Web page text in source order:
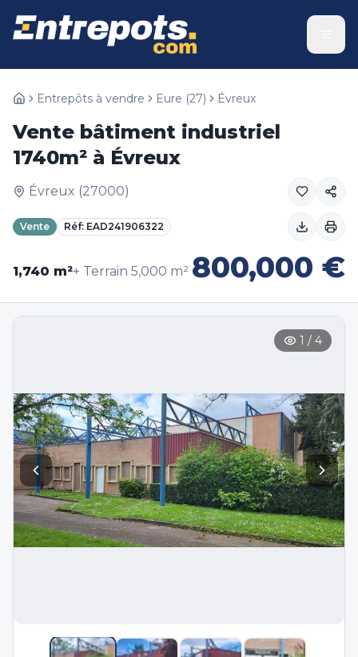
Entrepôts à vendre Eure (27) Évreux
Vente bâtiment industriel
1740m² à Évreux
Évreux (27000)
Vente Réf: EAD241906322
1,740 m²+ Terrain 5,000 m² 800,000 €
1 / 4